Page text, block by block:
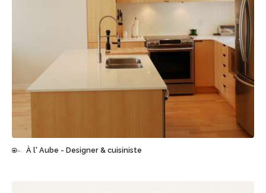
À l' Aube - Designer & cuisiniste